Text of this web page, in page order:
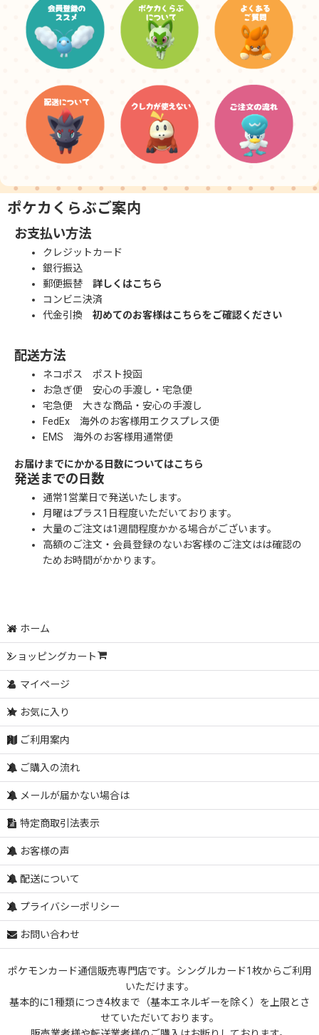
ポケカくらぶご案内
お支払い方法
クレジットカード
銀行振込
郵便振替 詳しくはこちら
コンビニ決済
代金引換 初めてのお客様はこちらをご確認ください
配送方法
ネコポス ポスト投函
お急ぎ便 安心の手渡し・宅急便
宅急便 大きな商品・安心の手渡し
FedEx 海外のお客様用エクスプレス便
EMS 海外のお客様用通常便
お届けまでにかかる日数についてはこちら
発送までの日数
通常1営業日で発送いたします。
月曜はプラス1日程度いただいております。
大量のご注文は1週間程度かかる場合がございます。
高額のご注文・会員登録のないお客様のご注文はは確認の
ためお時間がかかります。
ホーム
ショッピングカート
マイページ
お気に入り
ご利用案内
ご購入の流れ
メールが届かない場合は
特定商取引法表示
お客様の声
配送について
プライバシーポリシー
お問い合わせ
ポケモンカード通信販売専門店です。シングルカード1枚からご利用
いただけます。
基本的に1種類につき4枚まで（基本エネルギーを除く）を上限とさ
せていただいております。